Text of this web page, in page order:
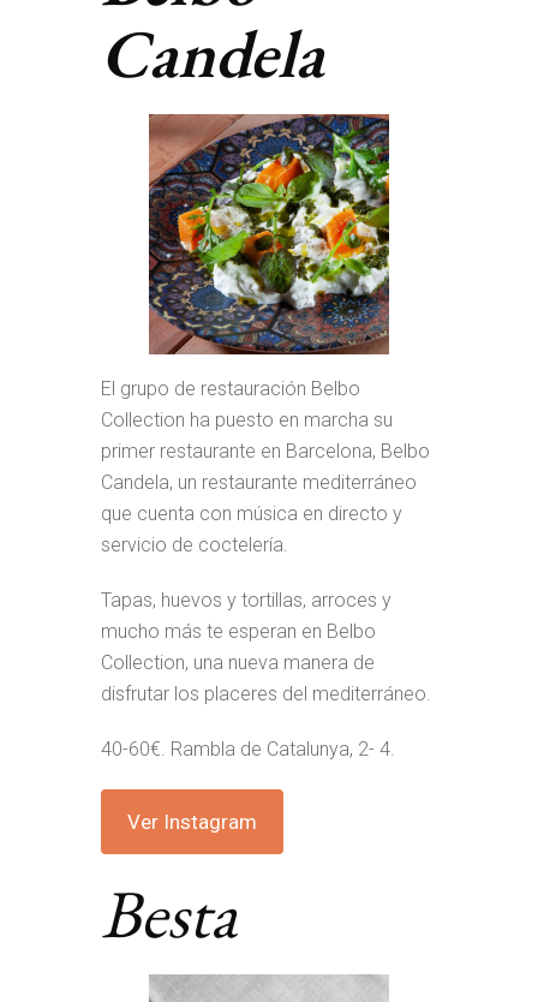
Candela
El grupo de restauración Belbo
Collection ha puesto en marcha su
primer restaurante en Barcelona, Belbo
Candela, un restaurante mediterráneo
que cuenta con música en directo y
servicio de coctelería.
Tapas, huevos y tortillas, arroces y
mucho más te esperan en Belbo
Collection, una nueva manera de
disfrutar los placeres del mediterráneo.
40-60€. Rambla de Catalunya, 2- 4.
Ver Instagram
Besta